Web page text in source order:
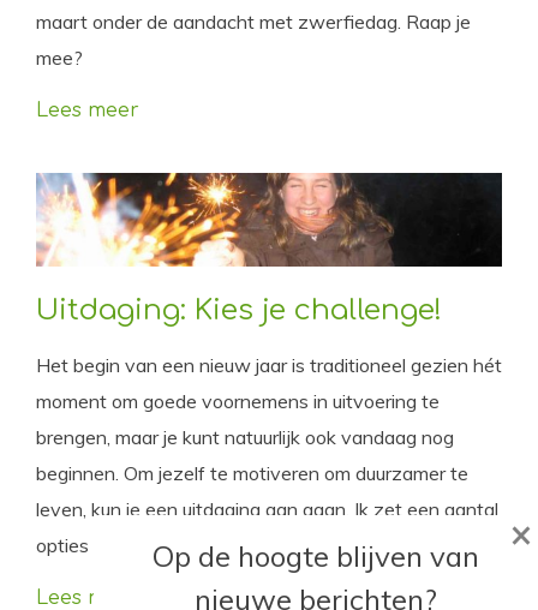
maart onder de aandacht met zwerfiedag. Raap je
mee?
Lees meer
Uitdaging: Kies je challenge!
Het begin van een nieuw jaar is traditioneel gezien hét
moment om goede voornemens in uitvoering te
brengen, maar je kunt natuurlijk ook vandaag nog
beginnen. Om jezelf te motiveren om duurzamer te
leven, kun je een uitdaging aan gaan. Ik zet een aantal
opties voor je op een rijtje. Welke kies jij?
Lees meer
Op de hoogte blijven van
nieuwe berichten?
×